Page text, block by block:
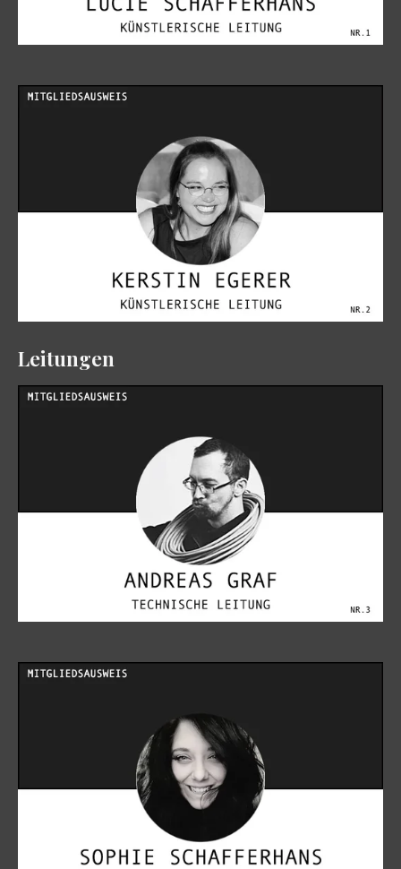
Leitungen